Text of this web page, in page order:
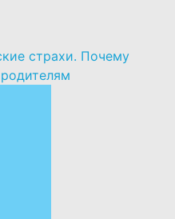
страхи. Почему